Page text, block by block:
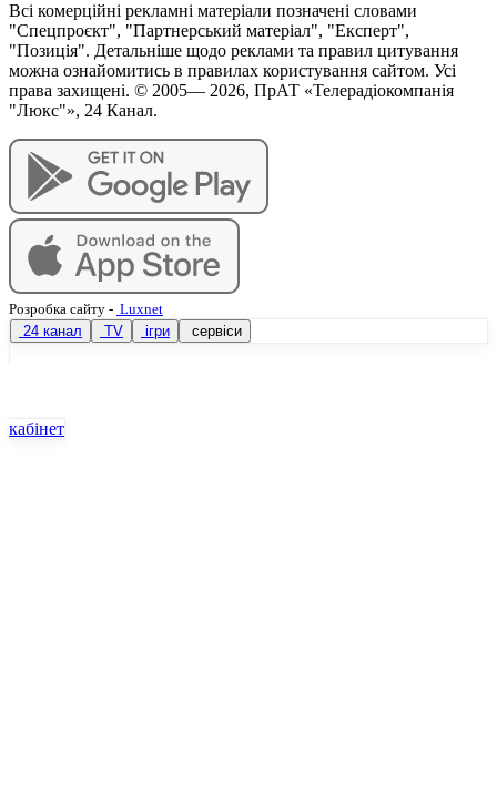
Всі комерційні рекламні матеріали позначені словами
"Спецпроєкт", "Партнерський матеріал", "Експерт",
"Позиція". Детальніше щодо реклами та правил цитування
можна ознайомитись в правилах користування сайтом. Усі
права захищені. © 2005— 2026, ПрАТ «Телерадіокомпанія
"Люкс"», 24 Канал.
Розробка сайту - Luxnet
24 канал
TV ігри сервіси
кабінет